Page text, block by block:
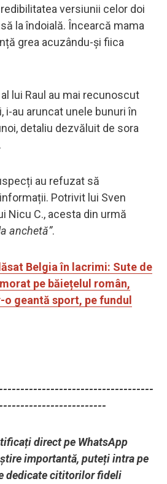
versiunii celor doi
la îndoială. Încearcă mama
grea acuzându-și fiica
lui Raul au mai recunoscut
i-au aruncat unele bunuri în
detaliu dezvăluit de sora
au refuzat să
Potrivit lui Sven
Nicu C., acesta din urmă
anchetă”.
Belgia în lacrimi: Sute de
pe băiețelul român,
geantă sport, pe fundul
direct pe WhatsApp
importantă, puteți intra pe
dedicate cititorilor fideli